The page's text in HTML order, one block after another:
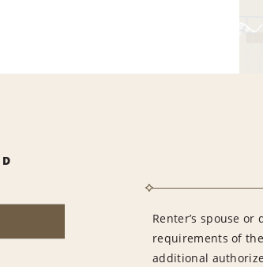
Renter’s spouse
requirements of
additional